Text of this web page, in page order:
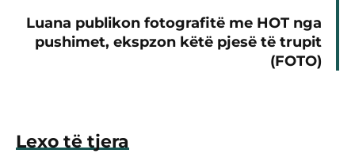
Luana publikon fotografitë me HOT nga
pushimet, ekspzon këtë pjesë të trupit
(FOTO)
Lexo të tjera